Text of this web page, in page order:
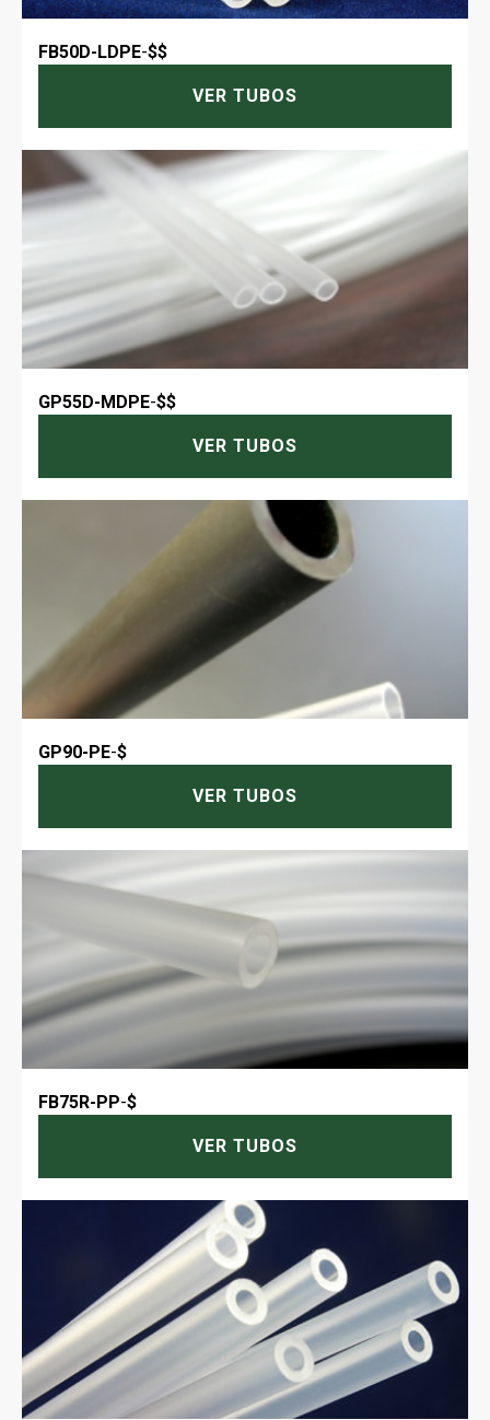
FB50D-LDPE-$$
VER TUBOS
GP55D-MDPE-$$
VER TUBOS
GP90-PE-$
VER TUBOS
FB75R-PP-$
VER TUBOS